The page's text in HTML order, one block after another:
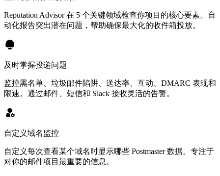
Reputation Advisor 在 5 个关键领域检查你项目的核心要素。自
动化报告突出潜在问题，帮助确保最大化的收件箱投放。
及时掌握投递问题
监控黑名单、垃圾邮件陷阱、送达率、互动、DMARC 表现和
限速。通过邮件、短信和 Slack 接收灵活的告警。
自定义域名监控
自定义每次查看某个域名时显示哪些 Postmaster 数据。专注于
对你的邮件项目最重要的信息。